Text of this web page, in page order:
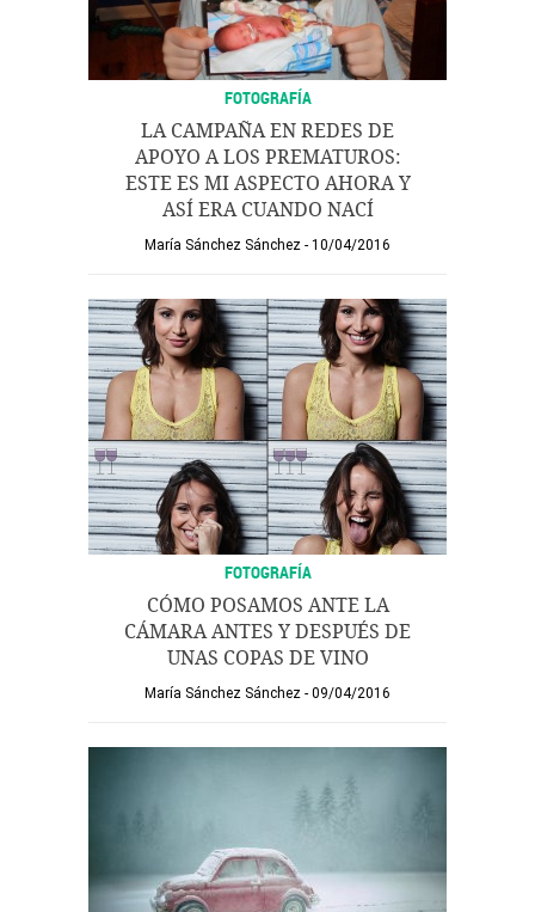
FOTOGRAFÍA
LA CAMPAÑA EN REDES DE
APOYO A LOS PREMATUROS:
ESTE ES MI ASPECTO AHORA Y
ASÍ ERA CUANDO NACÍ
María Sánchez Sánchez 10/04/2016
FOTOGRAFÍA
CÓMO POSAMOS ANTE LA
CÁMARA ANTES Y DESPUÉS DE
UNAS COPAS DE VINO
María Sánchez Sánchez 09/04/2016